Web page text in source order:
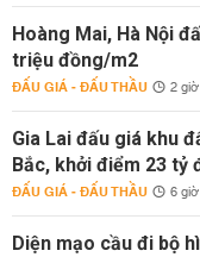
Hoàng Mai, Hà Nội
triệu đồng/m2
ĐẤU GIÁ - ĐẤU THẦU 2
Gia Lai đấu giá khu
Bắc, khởi điểm 23 tỷ
ĐẤU GIÁ - ĐẤU THẦU 6
Diện mạo cầu đi bộ